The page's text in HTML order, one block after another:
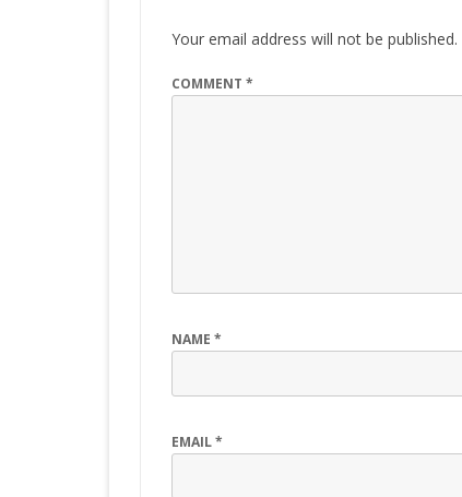
Your email address will not be published.
COMMENT *
NAME *
EMAIL*